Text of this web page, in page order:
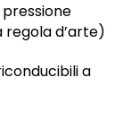
regola d’arte)
a